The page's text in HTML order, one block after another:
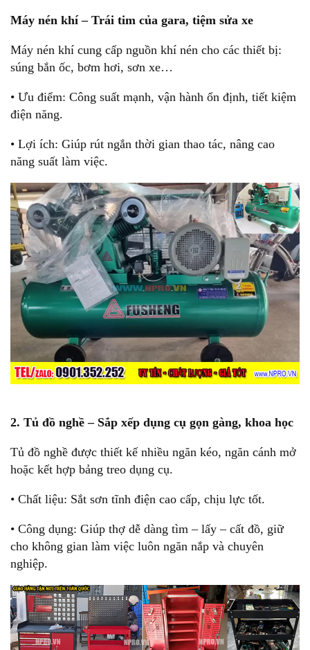
Máy nén khí – Trái tim của gara, tiệm sửa xe
Máy nén khí cung cấp nguồn khí nén cho các thiết bị:
súng bắn ốc, bơm hơi, sơn xe…
• Ưu điểm: Công suất mạnh, vận hành ổn định, tiết kiệm
điện năng.
• Lợi ích: Giúp rút ngắn thời gian thao tác, nâng cao
năng suất làm việc.
2. Tủ đồ nghề – Sắp xếp dụng cụ gọn gàng, khoa học
Tủ đồ nghề được thiết kế nhiều ngăn kéo, ngăn cánh mở
hoặc kết hợp bảng treo dụng cụ.
• Chất liệu: Sắt sơn tĩnh điện cao cấp, chịu lực tốt.
• Công dụng: Giúp thợ dễ dàng tìm – lấy – cất đồ, giữ
cho không gian làm việc luôn ngăn nắp và chuyên
nghiệp.